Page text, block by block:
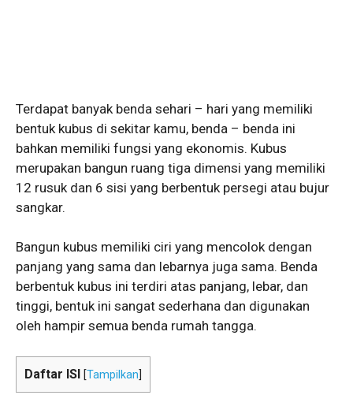
Terdapat banyak benda sehari – hari yang memiliki
bentuk kubus di sekitar kamu, benda – benda ini
bahkan memiliki fungsi yang ekonomis. Kubus
merupakan bangun ruang tiga dimensi yang memiliki
12 rusuk dan 6 sisi yang berbentuk persegi atau bujur
sangkar.
Bangun kubus memiliki ciri yang mencolok dengan
panjang yang sama dan lebarnya juga sama. Benda
berbentuk kubus ini terdiri atas panjang, lebar, dan
tinggi, bentuk ini sangat sederhana dan digunakan
oleh hampir semua benda rumah tangga.
Daftar ISI [Tampilkan